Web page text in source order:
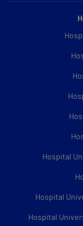
Hospital
Hospital
Hospital